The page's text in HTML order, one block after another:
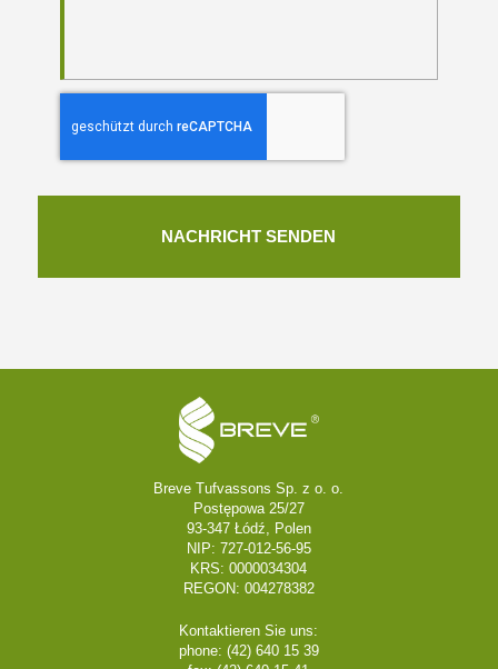
Breve Tufvassons Sp. z o. o.
Postępowa 25/27
93-347 Łódź, Polen
NIP: 727-012-56-95
KRS: 0000034304
REGON: 004278382
Kontaktieren Sie uns:
phone: (42) 640 15 39